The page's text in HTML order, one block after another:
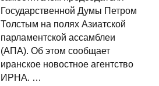
Государственной Думы Петром
Толстым на полях Азиатской
парламентской ассамблеи
(АПА). Об этом сообщает
иранское новостное агентство
ИРНА. …